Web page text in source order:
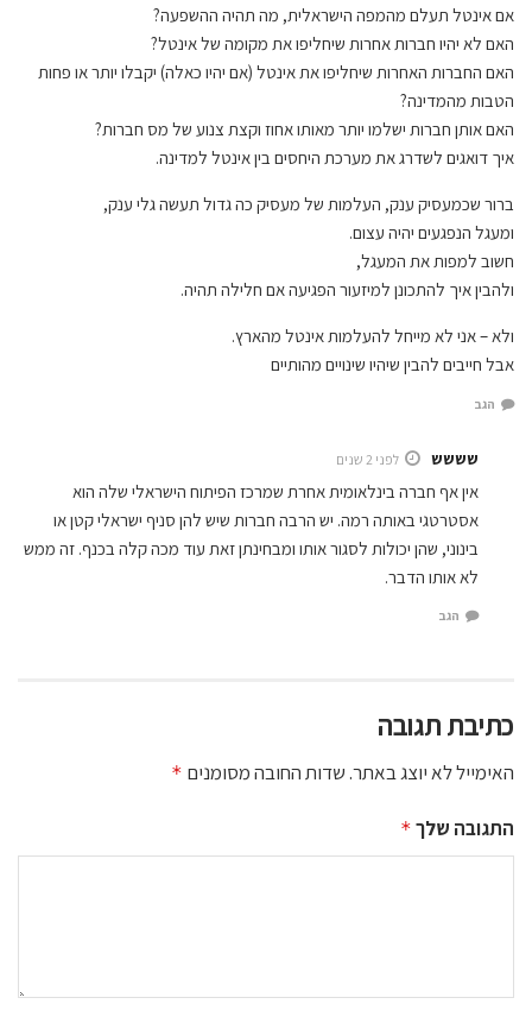
אם אינטל תעלם מהמפה הישראלית, מה תהיה ההשפעה?
האם לא יהיו חברות אחרות שיחליפו את מקומה של אינטל?
האם החברות האחרות שיחליפו את אינטל (אם יהיו כאלה) יקבלו יותר או פחות
הטבות מהמדינה?
האם אותן חברות ישלמו יותר מאותו אחוז וקצת צנוע של מס חברות?
איך דואגים לשדרג את מערכת היחסים בין אינטל למדינה.
ברור שכמעסיק ענק, העלמות של מעסיק כה גדול תעשה גלי ענק,
ומעגל הנפגעים יהיה עצום.
חשוב למפות את המעגל,
ולהבין איך להתכונן למיזעור הפגיעה אם חלילה תהיה.
ולא – אני לא מייחל להעלמות אינטל מהארץ.
אבל חייבים להבין שיהיו שינויים מהותיים
הגב
שששש לפני 2 שנים
אין אף חברה בינלאומית אחרת שמרכז הפיתוח הישראלי שלה הוא
אסטרטגי באותה רמה. יש הרבה חברות שיש להן סניף ישראלי קטן או
בינוני, שהן יכולות לסגור אותו ומבחינתן זאת עוד מכה קלה בכנף. זה ממש
לא אותו הדבר.
הגב
כתיבת תגובה
האימייל לא יוצג באתר.שדות החובה מסומנים *
התגובה שלך *